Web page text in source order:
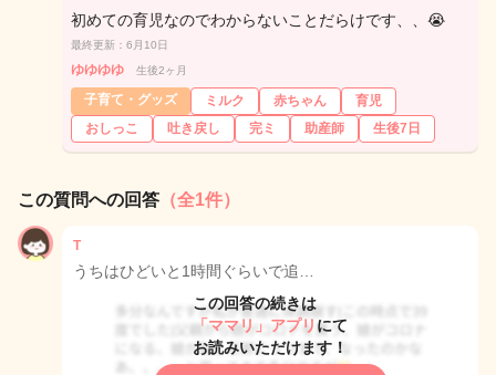
初めての育児なのでわからないことだらけです、、😭
最終更新：6月10日
ゆゆゆゆ 生後2ヶ月
子育て・グッズ ミルク 赤ちゃん
育児
おしっこ
吐き戻し 完ミ 助産師 生後7日
この質問への回答 （全1件）
T
うちはひどいと1時間ぐらいで追…
この回答の続きは
「ママリ」アプリ にて
お読みいただけます！